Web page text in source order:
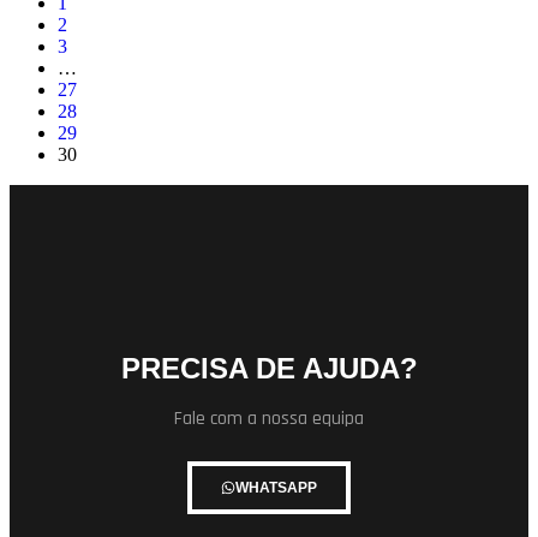
2
3
…
27
28
29
30
PRECISA DE AJUDA?
Fale com a nossa equipa
WHATSAPP